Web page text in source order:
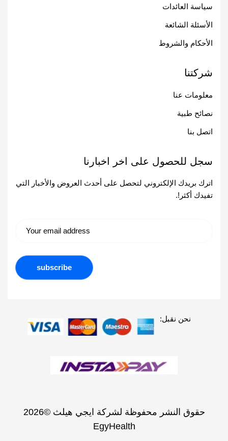
سياسة العائدات
الأسئلة الشائعة
الأحكام والشروط
شركتنا
معلومات عنا
نصائح طبية
اتصل بنا
سجل للحصول على اخر اخبارنا
اترك بريدك الإلكتروني لتحصل على أحدث العروض والأخبار التي
تفيدك أكثر!.
حقوق النشر محفوظة لشركة ايجي هيلث ©2026
EgyHealth
نحن نقبل: